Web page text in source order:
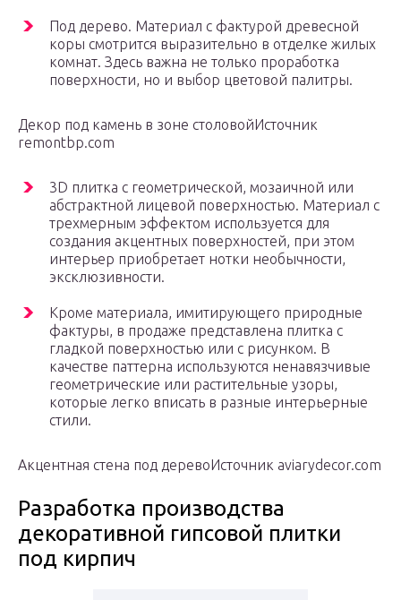
Под дерево. Материал с фактурой древесной
коры смотрится выразительно в отделке жилых
комнат. Здесь важна не только проработка
поверхности, но и выбор цветовой палитры.
Декор под камень в зоне столовойИсточник
remontbp.com
3D плитка с геометрической, мозаичной или
абстрактной лицевой поверхностью. Материал с
трехмерным эффектом используется для
создания акцентных поверхностей, при этом
интерьер приобретает нотки необычности,
эксклюзивности.
Кроме материала, имитирующего природные
фактуры, в продаже представлена плитка с
гладкой поверхностью или с рисунком. В
качестве паттерна используются ненавязчивые
геометрические или растительные узоры,
которые легко вписать в разные интерьерные
стили.
Акцентная стена под деревоИсточник aviarydecor.com
Разработка производства
декоративной гипсовой плитки
под кирпич